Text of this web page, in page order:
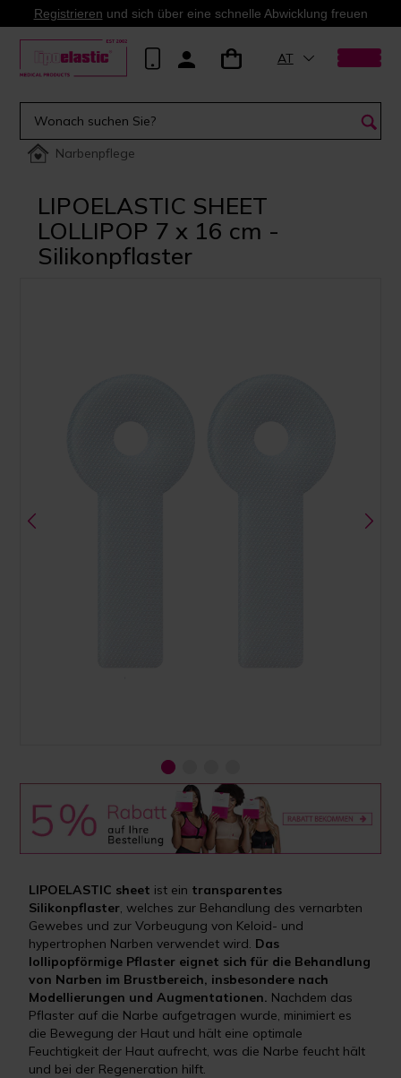
Registrieren und sich über eine schnelle Abwicklung freuen
AT
Narbenpflege
LIPOELASTIC SHEET
LOLLIPOP 7 x 16 cm -
Silikonpflaster
LIPOELASTIC sheet ist ein transparentes
Silikonpflaster, welches zur Behandlung des vernarbten
Gewebes und zur Vorbeugung von Keloid- und
hypertrophen Narben verwendet wird. Das
lollipopförmige Pflaster eignet sich für die Behandlung
von Narben im Brustbereich, insbesondere nach
Modellierungen und Augmentationen. Nachdem das
Pflaster auf die Narbe aufgetragen wurde, minimiert es
die Bewegung der Haut und hält eine optimale
Feuchtigkeit der Haut aufrecht, was die Narbe feucht hält
und bei der Regeneration hilft.